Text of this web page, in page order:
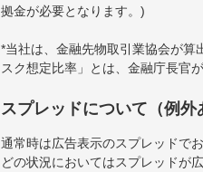
拠金が必要となります。)
*当社は、金融先物取引業協会が算
スク想定比率」とは、金融庁長官
スプレッドについて（例外
通常時は広告表示のスプレッドで
どの状況においてはスプレッドが